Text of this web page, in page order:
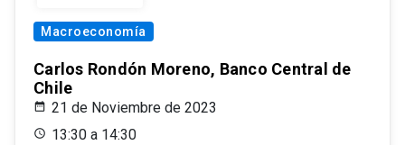
Macroeconomía
Carlos Rondón Moreno, Banco Central de
Chile
21 de Noviembre de 2023
13:30 a 14:30